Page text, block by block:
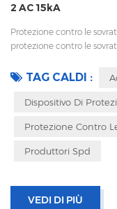
2 AC 15kA
Protezione contro le
protezione contro le
remota CEI 61643-11
TAG CALDI :
Dispositivo Di
Protezione Contro
Produttori Spd
VEDI DI PIÙ